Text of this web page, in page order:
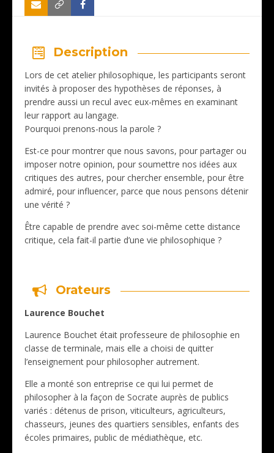
Description
Lors de cet atelier philosophique, les participants seront
invités à proposer des hypothèses de réponses, à
prendre aussi un recul avec eux-mêmes en examinant
leur rapport au langage.
Pourquoi prenons-nous la parole ?
Est-ce pour montrer que nous savons, pour partager ou
imposer notre opinion, pour soumettre nos idées aux
critiques des autres, pour chercher ensemble, pour être
admiré, pour influencer, parce que nous pensons détenir
une vérité ?
Être capable de prendre avec soi-même cette distance
critique, cela fait-il partie d’une vie philosophique ?
Orateurs
Laurence Bouchet
Laurence Bouchet était professeure de philosophie en
classe de terminale, mais elle a choisi de quitter
l’enseignement pour philosopher autrement.
Elle a monté son entreprise ce qui lui permet de
philosopher à la façon de Socrate auprès de publics
variés : détenus de prison, viticulteurs, agriculteurs,
chasseurs, jeunes des quartiers sensibles, enfants des
écoles primaires, public de médiathèque, etc.